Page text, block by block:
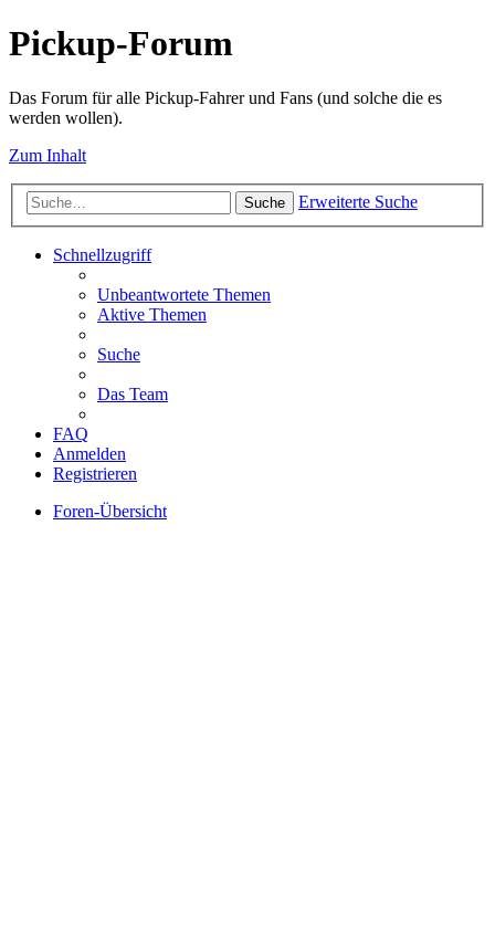
Pickup-Forum
Das Forum für alle Pickup-Fahrer und Fans (und solche die es
werden wollen).
Zum Inhalt
Suche Erweiterte Suche
Schnellzugriff
Unbeantwortete Themen
Aktive Themen
Suche
Das Team
FAQ
Anmelden
Registrieren
Foren-Übersicht